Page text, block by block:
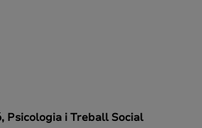
Psicologia i Treball Social